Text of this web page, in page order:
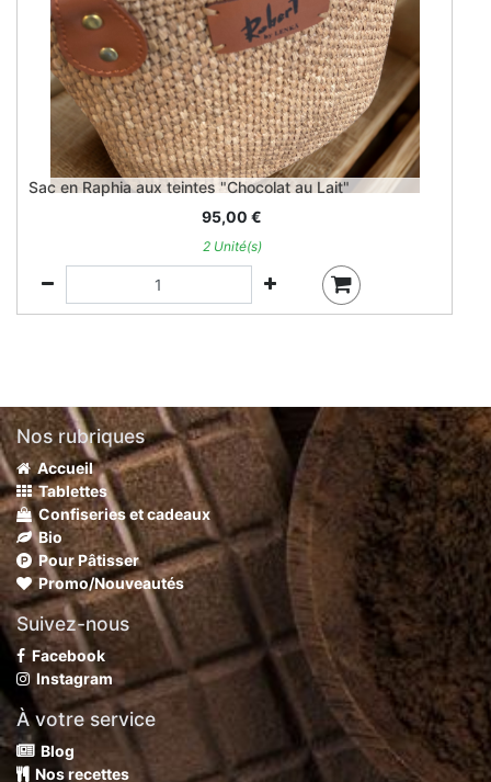
Sac en Raphia aux teintes "Chocolat au Lait"
95,00 €
2 Unité(s)
Nos rubriques
Accueil
Tablettes
Confiseries et cadeaux
Bio
Pour Pâtisser
Promo/Nouveautés
Suivez-nous
Facebook
Instagram
À votre service
Blog
Nos recettes